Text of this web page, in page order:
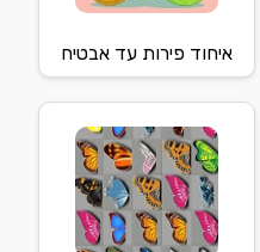
איחוד פירות עד אבטיח